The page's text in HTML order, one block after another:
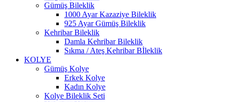
Gümüş Bileklik
1000 Ayar Kazaziye Bileklik
925 Ayar Gümüş Bileklik
Kehribar Bileklik
Damla Kehribar Bileklik
Sıkma / Ateş Kehribar Bİleklik
KOLYE
Gümüş Kolye
Erkek Kolye
Kadın Kolye
Kolye Bileklik Seti